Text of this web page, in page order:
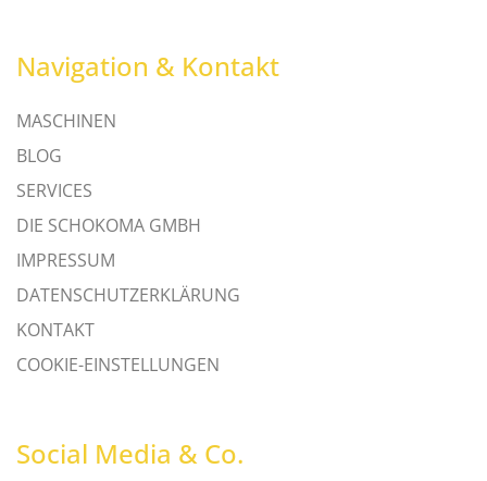
Navigation & Kontakt
MASCHINEN
BLOG
SERVICES
DIE SCHOKOMA GMBH
IMPRESSUM
DATENSCHUTZERKLÄRUNG
KONTAKT
COOKIE-EINSTELLUNGEN
Social Media & Co.